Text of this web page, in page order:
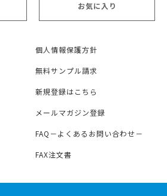
お気に入り
個人情報保護方針
無料サンプル請求
新規登録はこちら
メールマガジン登録
FAQ－よくあるお問い合わせ－
FAX注文書